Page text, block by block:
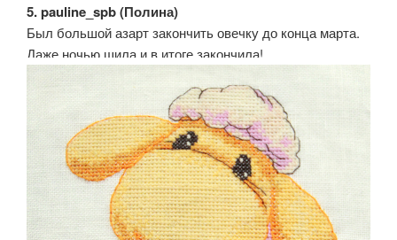
5. pauline_spb (Полина)
Был большой азарт закончить овечку до конца марта.
Даже ночью шила и в итоге закончила!